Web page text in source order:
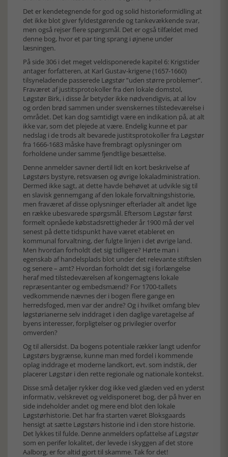
Det er kendetegnende for god og solid historieformidling at
det ikke blot giver fyldestgørende og tankevækkende svar,
men også rejser flere spørgsmål. Det er også tilfældet med
denne bog, hvor et par ting sprang i øjnene under
læsningen.
På side 306 i det meget veldisponerede kapitel 6: Krigstider
antager forfatteren, at Karl Gustav-krigene (1657-1660)
tilsyneladende passerede Løgstør ”uden større problemer”.
Fraværet af justitsprotokoller fra den lokale domstol,
Løgstør Birk, i disse år betyder ikke nødvendigvis, at al lov
og orden brød sammen under svenskernes tilstedeværelse i
området. Det kan dog samtidigt være en indikation på, at alt
ikke var, som det plejede at være. Endelig kunne et par
nedslag i de trods alt bevarede justitsprotokoller fra Løgstør
fra 1666-1683 måske have frembragt oplysninger om
forholdene under samme fjendtlige besættelse.
Denne anmelder savner dertil lidt en kort beskrivelse af
Løgstørs bystyre, retsvæsen og øvrige lokaladministration.
Dermed ikke sagt, at dette havde behøvet at udvikle sig til
en slavisk gennemgang af den lokale forvaltningshistorie,
men fraværet af disse oplysninger efterlader alt andet lige
en række ubesvarede spørgsmål. Eftersom Løgstør først
formelt opnåede købstadsrettigheder år 1900 må der vel
senest på dette tidspunkt have været etableret en
kommunal forvaltning, der fulgte linjen i det øvrige land.
Men hvordan forholdt det sig tidligere? Hørte man i
egenskab af handelsplads blot under det relevante stiftslen
og senere – amt? Hvordan forholdt det sig i forlængelse
heraf med tilstedeværelsen af kongemagtens lokale
repræsentanter og embedsmænd? For 1700-tallets
vedkommende nævnes der i bogen flere gange en
herredsfoged, men var der andre? Og i hvilket omfang blev
løgstørianerne selv inddraget i den daglige varetagelse af
byens interesser, forpligtelser og privilegier overfor
omverden?
Og til allersidst. Da bogens potentiale rækker langt udenfor
Løgstørs bygrænse, kunne man med fordel i kommende
oplag inddrage et moderne landkort, evt. som indstik, der
placerer Løgstør i den rette regionale og nationale kontekst.
Disse små detaljer rykker dog ikke ved glæden ved en yderst
informativ, velskrevet og veldisponeret bog, der på hver en
side indeholder andet og mere end blot den lokale
Løgstørhistorie. Det har fra starten været Bloksgaards
hensigt at sætte Løgstørs historie ind i den store historie.
Det lykkes til fulde. Denne anmelders opfattelse af Løgstør
som en perifer lokalitet, der levede i skyggen af det store
Aalborg, er for altid gjort til skamme. Tak for det!